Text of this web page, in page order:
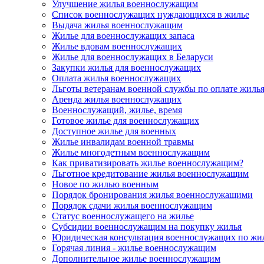
Улучшение жилья военнослужащим
Список военнослужащих нуждающихся в жилье
Выдача жилья военнослужащим
Жилье для военнослужащих запаса
Жилье вдовам военнослужащих
Жилье для военнослужащих в Беларуси
Закупки жилья для военнослужащих
Оплата жилья военнослужащих
Льготы ветеранам военной службы по оплате жилья
Аренда жилья военнослужащих
Военнослужащий, жилье, время
Готовое жилье для военнослужащих
Доступное жилье для военных
Жилье инвалидам военной травмы
Жилье многодетным военнослужащим
Как приватизировать жилье военнослужащим?
Льготное кредитование жилья военнослужащим
Новое по жилью военным
Порядок бронирования жилья военнослужащими
Порядок сдачи жилья военнослужащим
Статус военнослужащего на жилье
Субсидии военнослужащим на покупку жилья
Юридическая консультация военнослужащих по
Горячая линия - жилье военнослужащим
Дополнительное жилье военнослужащим